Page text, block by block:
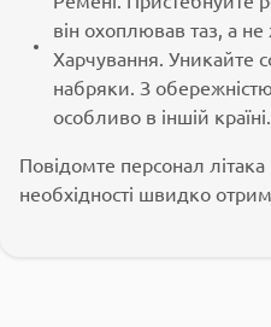
він охоплював таз, а не
Харчування. Уникайте
набряки. З
особливо в іншій країні.
Повідомте персонал літака
необхідності швидко